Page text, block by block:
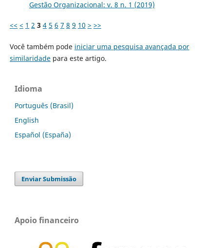
Gestão Organizacional: v. 8 n. 1 (2019)
<< < 1 2 3 4 5 6 7 8 9 10 > >>
Você também pode iniciar uma pesquisa avançada por
similaridadepara este artigo.
Idioma
Português (Brasil)
English
Español (España)
Enviar Submissão
Apoio financeiro